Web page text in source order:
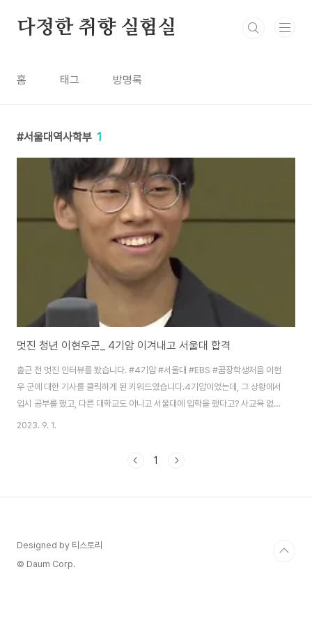
다정한 취향 실험실
홈 태그 방명록
서울대역사학부 1
멋진 청년 이현우군_ 4기암 이겨내고 서울대 합격
출근 전 멋진 인터뷰를 봤습니다. #4기암 #서울대 #EBS #꿈장학생처음 이현
우 군에 대한 기사를 클릭하게 된 키워드였습니다.4기암이었는데, 그 상황에서
입시 공부를 했고, 다른 대학교도 아니고 서울대에 입학을 했다고? 사교육 없이
EBS 강의로만? 가능한 일일까? 생각했습니다. 그런데 오늘 마침 이현우 군이
때에 다시 볼 수 있다는 건 정말 유튜브의 순기능 같습니다.) 긴장했지만 밝게
2023. 9. 1.
1
Designed by 티스토리
© Daum Corp.